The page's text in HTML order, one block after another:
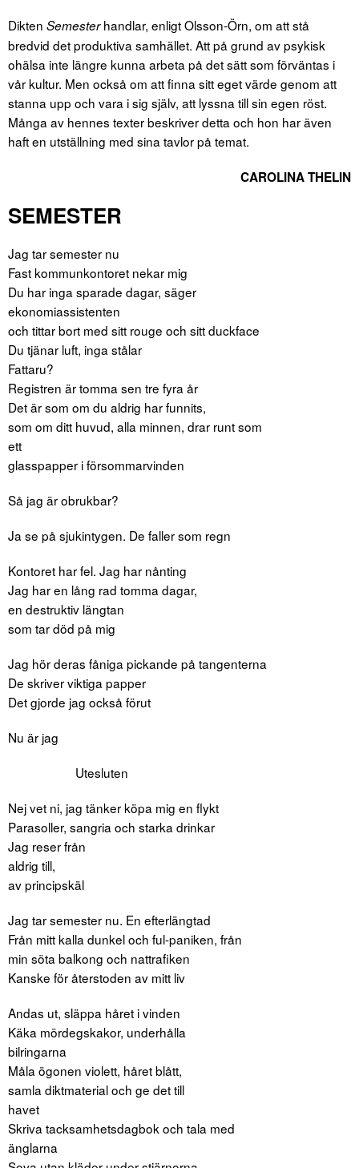
Dikten Semesterhandlar, enligt Olsson-Örn, om att stå
bredvid det produktiva samhället. Att på grund av psykisk
ohälsa inte längre kunna arbeta på det sätt som förväntas i
vår kultur. Men också om att finna sitt eget värde genom att
stanna upp och vara i sig själv, att lyssna till sin egen röst.
Många av hennes texter beskriver detta och hon har även
haft en utställning med sina tavlor på temat.
CAROLINA THELIN
SEMESTER
Jag tar semester nu
Fast kommunkontoret nekar mig
Du har inga sparade dagar, säger
ekonomiassistenten
och tittar bort med sitt rouge och sitt duckface
Du tjänar luft, inga stålar
Fattaru?
Registren är tomma sen tre fyra år
Det är som om du aldrig har funnits,
som om ditt huvud, alla minnen, drar runt som
ett
glasspapper i försommarvinden
Så jag är obrukbar?
Ja se på sjukintygen. De faller som regn
Kontoret har fel. Jag har nånting
Jag har en lång rad tomma dagar,
en destruktiv längtan
som tar död på mig
Jag hör deras fåniga pickande på tangenterna
De skriver viktiga papper
Det gjorde jag också förut
Nu är jag
Utesluten
Nej vet ni, jag tänker köpa mig en flykt
Parasoller, sangria och starka drinkar
Jag reser från
aldrig till,
av principskäl
Jag tar semester nu. En efterlängtad
Från mitt kalla dunkel och ful-paniken, från
min söta balkong och nattrafiken
Kanske för återstoden av mitt liv
Andas ut, släppa håret i vinden
Käka mördegskakor, underhålla
bilringarna
Måla ögonen violett, håret blått,
samla diktmaterial och ge det till
havet
Skriva tacksamhetsdagbok och tala med
änglarna